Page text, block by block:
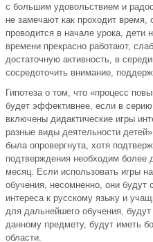
с большим удовольствием и
не замечают как проходит время,
проводится в начале урока, дети
времени прекрасно работают,
достаточную активность, в
сосредоточить внимание,
Гипотеза о том, что «процесс
будет эффективнее, если в серию
включены дидактические игры
разные виды деятельности
была опровергнута, хотя
подтверждения необходим более
месяц. Если использовать игры
обучения, несомненно, они будут
интереса к русскому языку и
для дальнейшего обучения,
данному предмету, будут иметь
области.